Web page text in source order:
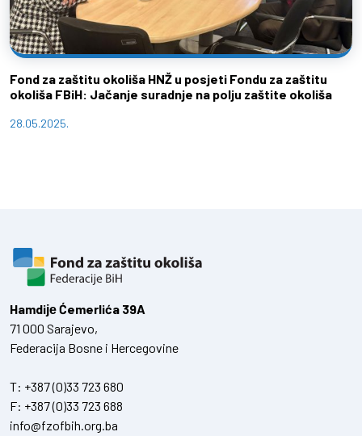
Fond za zaštitu okoliša HNŽ u posjeti Fondu za zaštitu
okoliša FBiH: Jačanje suradnje na polju zaštite okoliša
28.05.2025.
Hamdiје Ćemerlića 39A
71 000 Sarajevo,
Federacija Bosne i Hercegovine
T: +387 (0)33 723 680
F: +387 (0)33 723 688
info@fzofbih.org.ba